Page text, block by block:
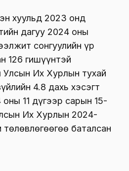
хуульд 2023 онд
дагуу 2024 оны
сонгуулийн үр
126 гишүүнтэй
Улсын Их Хурлын тухай
4.8 дахь хэсэгт
11 дүгээр сарын 15-
Их Хурлын 2024-
баталсан